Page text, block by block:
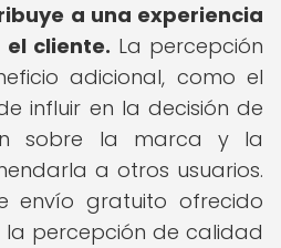
a una experiencia
cliente. La percepción
adicional, como el
influir en la decisión de
sobre la marca y la
a otros usuarios.
envío gratuito ofrecido
percepción de calidad